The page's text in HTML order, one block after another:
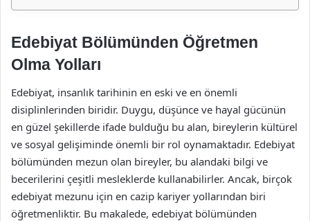
Edebiyat Bölümünden Öğretmen
Olma Yolları
Edebiyat, insanlık tarihinin en eski ve en önemli
disiplinlerinden biridir. Duygu, düşünce ve hayal gücünün
en güzel şekillerde ifade bulduğu bu alan, bireylerin kültürel
ve sosyal gelişiminde önemli bir rol oynamaktadır. Edebiyat
bölümünden mezun olan bireyler, bu alandaki bilgi ve
becerilerini çeşitli mesleklerde kullanabilirler. Ancak, birçok
edebiyat mezunu için en cazip kariyer yollarından biri
öğretmenliktir. Bu makalede, edebiyat bölümünden